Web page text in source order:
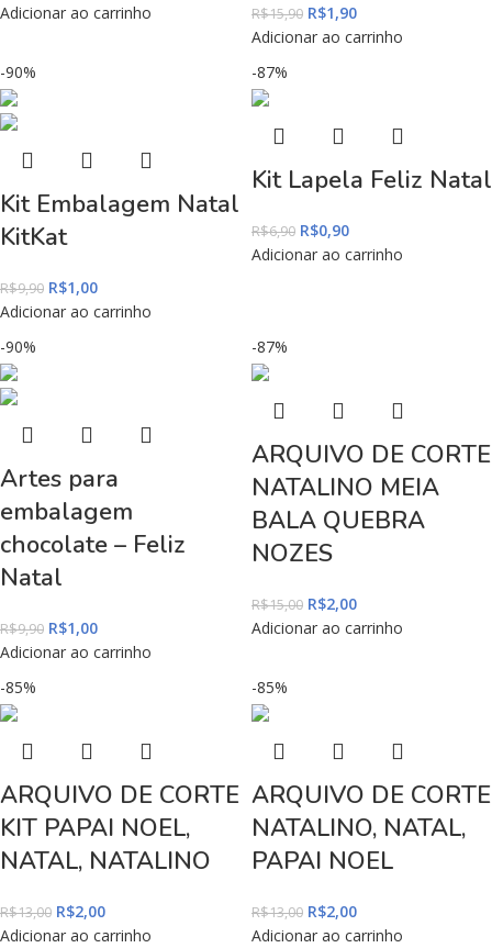
Adicionar ao carrinho
R$15,90 R$1,90
Adicionar ao carrinho
-90%
Kit Embalagem Natal
KitKat
R$9,90 R$1,00
Adicionar ao carrinho
-87%
Kit Lapela Feliz Natal
R$6,90 R$0,90
Adicionar ao carrinho
-90%
Artes para
embalagem
chocolate – Feliz
Natal
R$9,90 R$1,00
Adicionar ao carrinho
-87%
ARQUIVO DE CORTE
NATALINO MEIA
BALA QUEBRA
NOZES
R$15,00 R$2,00
Adicionar ao carrinho
-85%
ARQUIVO DE CORTE
KIT PAPAI NOEL,
NATAL, NATALINO
R$13,00 R$2,00
Adicionar ao carrinho
-85%
ARQUIVO DE CORTE
NATALINO, NATAL,
PAPAI NOEL
R$13,00 R$2,00
Adicionar ao carrinho